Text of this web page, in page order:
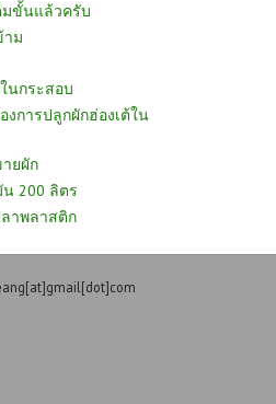
มขั้นแล้วครับ
าม
นกระสอบ
งการปลูกผักฮ่องเต้ใน
ยผัก
น 200 ลิตร
าพลาสติก